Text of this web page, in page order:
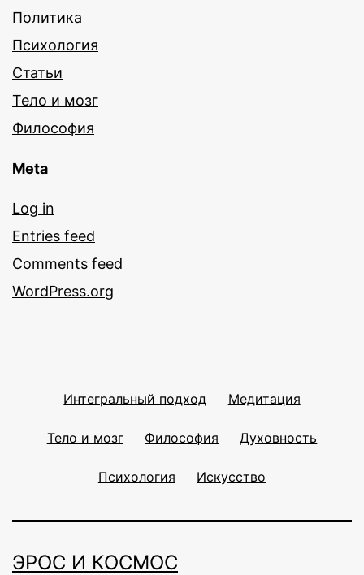
Политика
Психология
Статьи
Тело и мозг
Философия
Meta
Log in
Entries feed
Comments feed
WordPress.org
Интегральный подход Медитация
Тело и мозг Философия Духовность
Психология Искусство
ЭРОС И КОСМОС